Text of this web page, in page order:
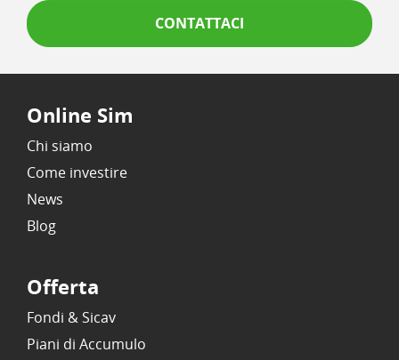
CONTATTACI
Online Sim
Chi siamo
Come investire
News
Blog
Offerta
Fondi & Sicav
Piani di Accumulo